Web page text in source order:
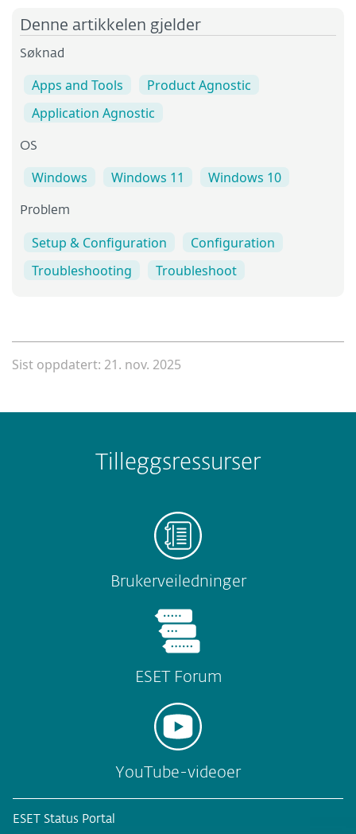
Denne artikkelen gjelder
Søknad
Apps and Tools
Product Agnostic
Application Agnostic
OS
Windows Windows 11 Windows 10
Problem
Setup & Configuration
Configuration
Troubleshooting
Troubleshoot
Sist oppdatert: 21. nov. 2025
Tilleggsressurser
Brukerveiledninger
ESET Forum
YouTube-videoer
ESET Status Portal